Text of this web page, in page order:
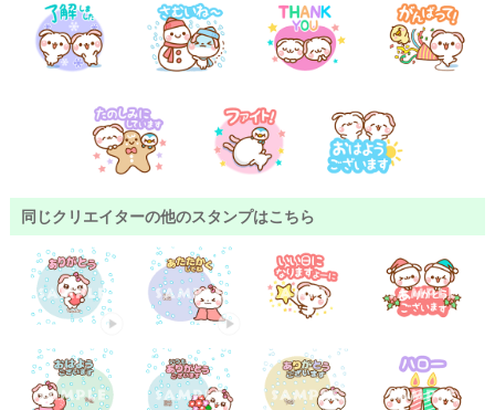
同じクリエイターの他のスタンプはこちら